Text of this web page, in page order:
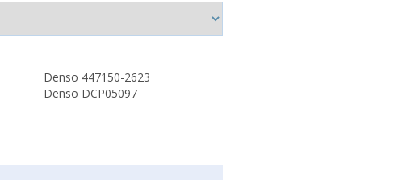
Denso 447150-2623
Denso DCP05097